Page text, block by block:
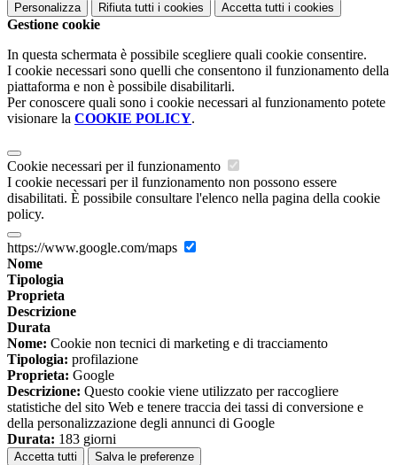
Personalizza Rifiuta tutti i cookies Accetta tutti i cookies
Gestione cookie
In questa schermata è possibile scegliere quali cookie consentire.
I cookie necessari sono quelli che consentono il funzionamento della
piattaforma e non è possibile disabilitarli.
Per conoscere quali sono i cookie necessari al funzionamento potete
visionare la COOKIE POLICY.
Cookie necessari per il funzionamento
I cookie necessari per il funzionamento non possono essere
disabilitati. È possibile consultare l'elenco nella pagina della cookie
policy.
https://www.google.com/maps
Nome
Tipologia
Proprieta
Descrizione
Durata
Nome: Cookie non tecnici di marketing e di tracciamento
Tipologia: profilazione
Proprieta: Google
Descrizione: Questo cookie viene utilizzato per raccogliere
statistiche del sito Web e tenere traccia dei tassi di conversione e
della personalizzazione degli annunci di Google
Durata: 183 giorni
Accetta tutti Salva le preferenze